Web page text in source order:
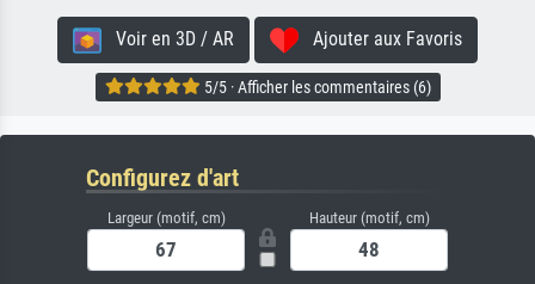
Voir en 3D / AR Ajouter aux Favoris
5/5 · Afficher les commentaires (6)
Configurez d'art
Largeur (motif, cm) Hauteur (motif, cm)